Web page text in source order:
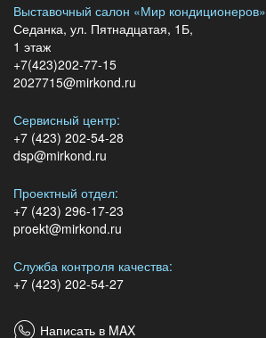
Выставочный салон «Мир кондиционеров»
Седанка, ул. Пятнадцатая, 1Б,
1 этаж
+7(423)202-77-15
2027715@mirkond.ru
Сервисный центр:
+7 (423) 202-54-28
dsp@mirkond.ru
Проектный отдел:
+7 (423) 296-17-23
proekt@mirkond.ru
Служба контроля качества:
+7 (423) 202-54-27
Написать в MAX